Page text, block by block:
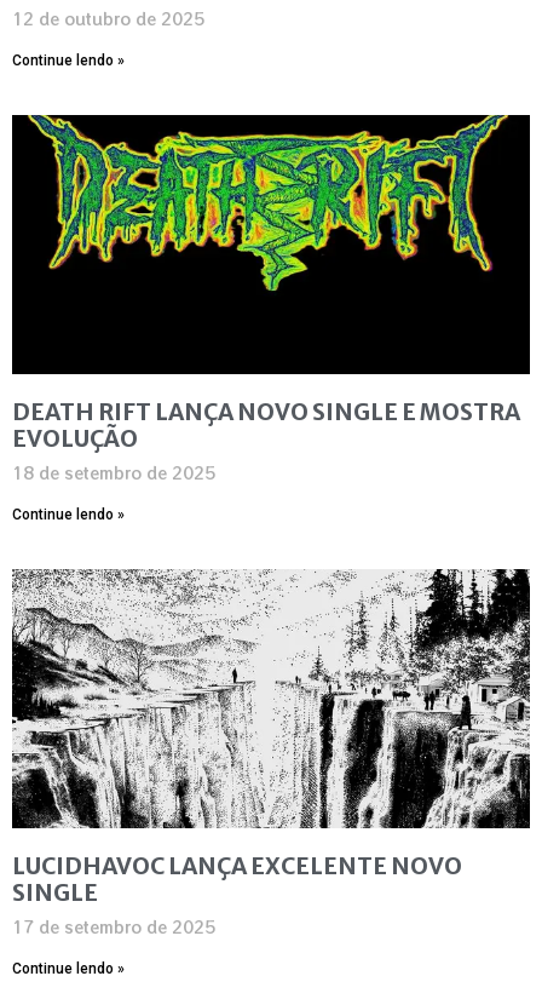
12 de outubro de 2025
Continue lendo »
DEATH RIFT LANÇA NOVO SINGLE E MOSTRA
EVOLUÇÃO
18 de setembro de 2025
Continue lendo »
LUCIDHAVOC LANÇA EXCELENTE NOVO
SINGLE
17 de setembro de 2025
Continue lendo »